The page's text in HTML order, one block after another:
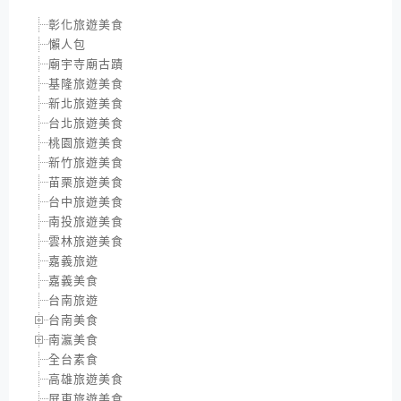
彰化旅遊美食
懶人包
廟宇寺廟古蹟
基隆旅遊美食
新北旅遊美食
台北旅遊美食
桃園旅遊美食
新竹旅遊美食
苗栗旅遊美食
台中旅遊美食
南投旅遊美食
雲林旅遊美食
嘉義旅遊
嘉義美食
台南旅遊
台南美食
南瀛美食
全台素食
高雄旅遊美食